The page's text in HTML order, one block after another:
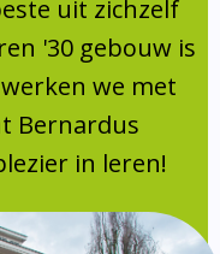
uit zichzelf
'30 gebouw is
we met
Bernardus
in leren!